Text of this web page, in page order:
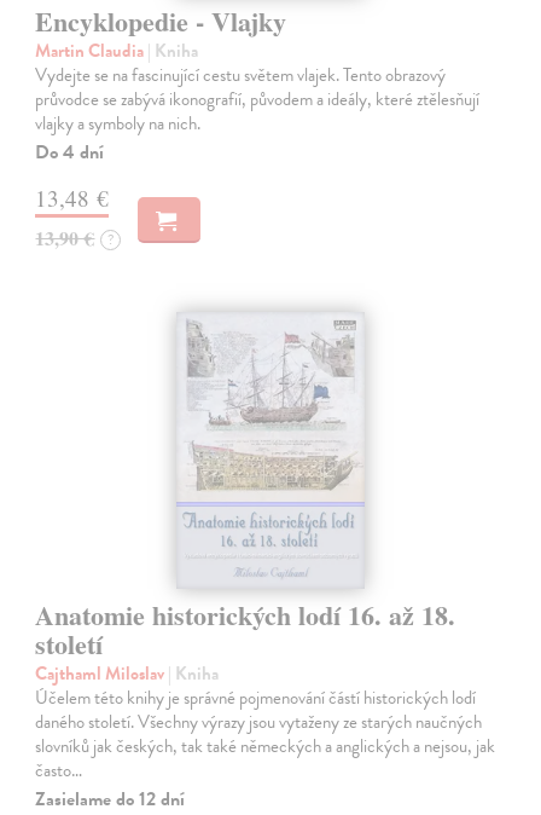
Encyklopedie - Vlajky
Martin Claudia| Kniha
Vydejte se na fascinující cestu světem vlajek. Tento obrazový
průvodce se zabývá ikonografií, původem a ideály, které ztělesňují
vlajky a symboly na nich.
Do 4 dní
13,48 €
13,90 € ?
Anatomie historických lodí 16. až 18.
století
Cajthaml Miloslav| Kniha
Účelem této knihy je správné pojmenování částí historických lodí
daného století. Všechny výrazy jsou vytaženy ze starých naučných
slovníků jak českých, tak také německých a anglických a nejsou, jak
často…
Zasielame do 12 dní